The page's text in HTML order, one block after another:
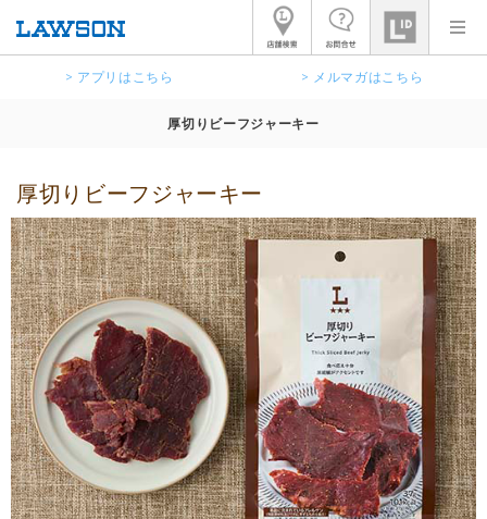
> アプリはこちら > メルマガはこちら
厚切りビーフジャーキー
厚切りビーフジャーキー